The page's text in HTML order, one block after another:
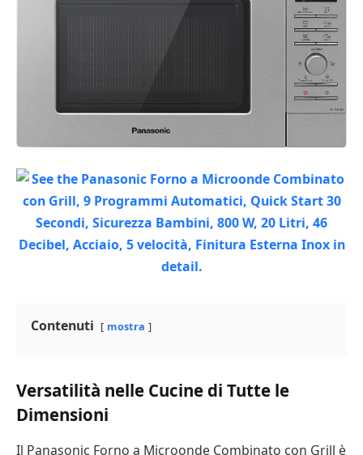
Contenuti mostra
Versatilità nelle Cucine di Tutte le
Dimensioni
Il Panasonic Forno a Microonde Combinato con Grill è